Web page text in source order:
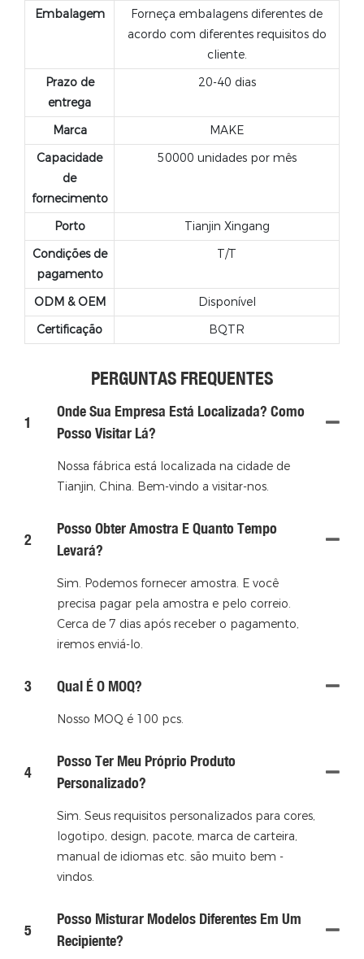
Embalagem
Forneça embalagens diferentes de
acordo com diferentes requisitos do
cliente.
Prazo de
entrega
20-40 dias
Marca
MAKE
Capacidade
de
fornecimento
50000 unidades por mês
Porto
Tianjin Xingang
Condições de
pagamento
T/T
ODM & OEM
Disponível
Certificação
BQTR
PERGUNTAS FREQUENTES
1
Onde Sua Empresa Está Localizada? Como
Posso Visitar Lá?
Nossa fábrica está localizada na cidade de
Tianjin, China. Bem-vindo a visitar-nos.
2
Posso Obter Amostra E Quanto Tempo
Levará?
Sim. Podemos fornecer amostra. E você
precisa pagar pela amostra e pelo correio.
Cerca de 7 dias após receber o pagamento,
iremos enviá-lo.
3 Qual É O MOQ?
Nosso MOQ é 100 pcs.
4
Posso Ter Meu Próprio Produto
Personalizado?
Sim. Seus requisitos personalizados para cores,
logotipo, design, pacote, marca de carteira,
manual de idiomas etc. são muito bem -
vindos.
5
Posso Misturar Modelos Diferentes Em Um
Recipiente?